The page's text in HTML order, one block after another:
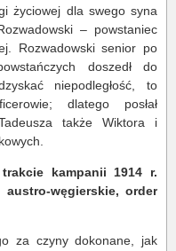
życiowej dla swego syna
– powstaniec
Rozwadowski senior po
doszedł do
niepodległość, to
dlatego posłał
także Wiktora i
kampanii 1914 r.
austro-węgierskie, order
za czyny dokonane, jak